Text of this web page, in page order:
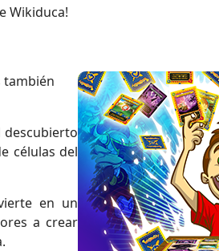
Wikiduca!
también
descubierto
células del
en un
a crear